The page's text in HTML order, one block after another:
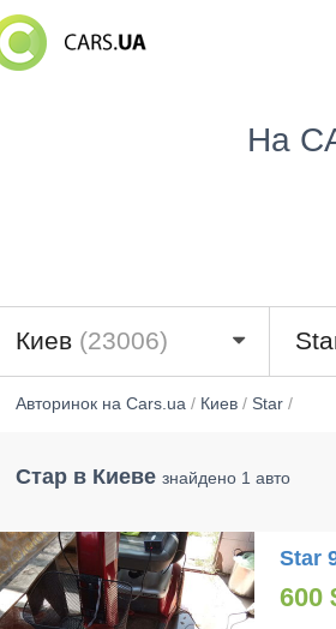
На
Киев (23006)
Авторинок на Cars.ua/ Киев/ Star/
Стар в Киеве знайдено 1 авто
Star
600